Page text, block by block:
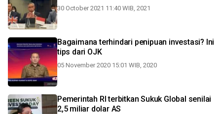
30 October 2021 11:40 WIB, 2021
Bagaimana terhindari penipuan investasi? Ini
tips dari OJK
05 November 2020 15:01 WIB, 2020
Pemerintah RI terbitkan Sukuk Global senilai
2,5 miliar dolar AS